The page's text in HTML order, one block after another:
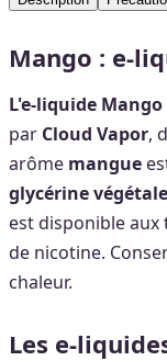
Mango : e-
L'e-liquide Mango
par Cloud Vapor,
arôme mangue
glycérine végétale
est disponible aux
de nicotine.
chaleur.
Les e-